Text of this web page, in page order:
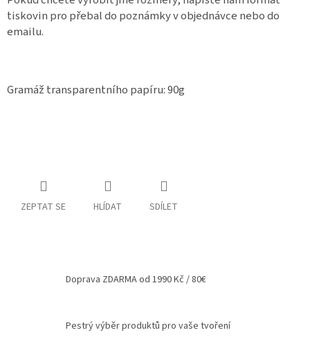
tiskovin pro přebal do poznámky v objednávce nebo do
emailu.
Gramáž transparentního papíru: 90g
ZEPTAT SE HLÍDAT SDÍLET
Doprava ZDARMA od 1990 Kč / 80€
Pestrý výběr produktů pro vaše tvoření